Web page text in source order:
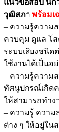
แนวข้อสอบ นัก
วุฒิสภา พร้อมเ
– ความรู้ความ
ควบคุม ดูแล โ
ระบบเสียงชนิด
ใช้งานได้เป็นอ
– ความรู้ความ
ทัศนูปกรณ์เกิดค
ให้สามารถทำง
– ความรู้ ควา
ต่าง ๆ ให้อยู่ใน